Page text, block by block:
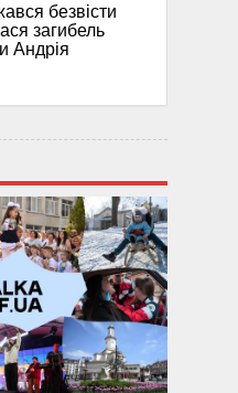
безвісти
загибель
Андрія